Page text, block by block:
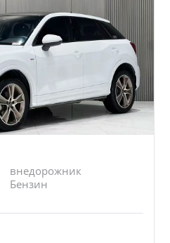
внедорожник
Бензин